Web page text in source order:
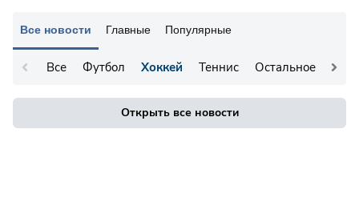
Все новости Главные Популярные
Все Футбол Хоккей Теннис Остальное
Открыть все новости